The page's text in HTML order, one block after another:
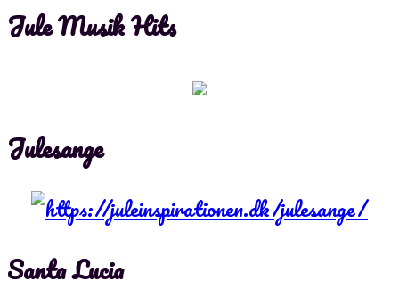
Jule Musik Hits
Julesange
Santa Lucia